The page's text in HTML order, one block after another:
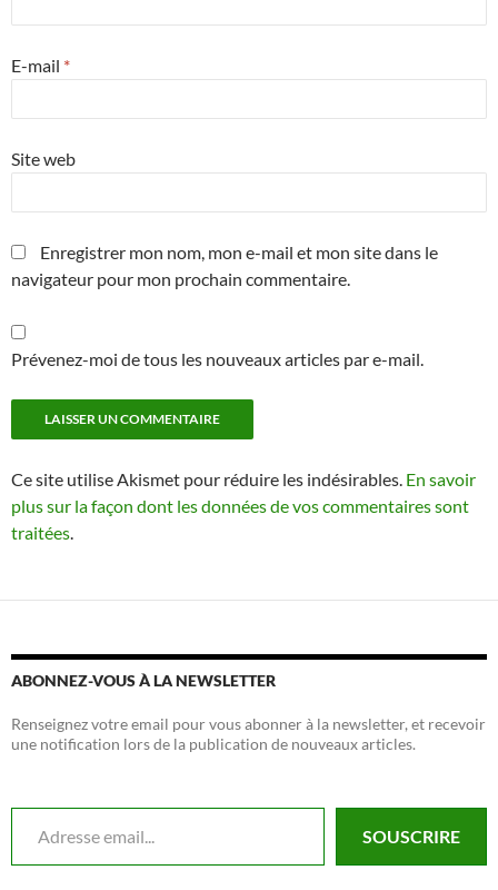
E-mail *
Site web
Enregistrer mon nom, mon e-mail et mon site dans le
navigateur pour mon prochain commentaire.
Prévenez-moi de tous les nouveaux articles par e-mail.
Ce site utilise Akismet pour réduire les indésirables. En savoir
plus sur la façon dont les données de vos commentaires sont
traitées.
ABONNEZ-VOUS À LA NEWSLETTER
Renseignez votre email pour vous abonner à la newsletter, et recevoir
une notification lors de la publication de nouveaux articles.
Adresse email...
SOUSCRIRE